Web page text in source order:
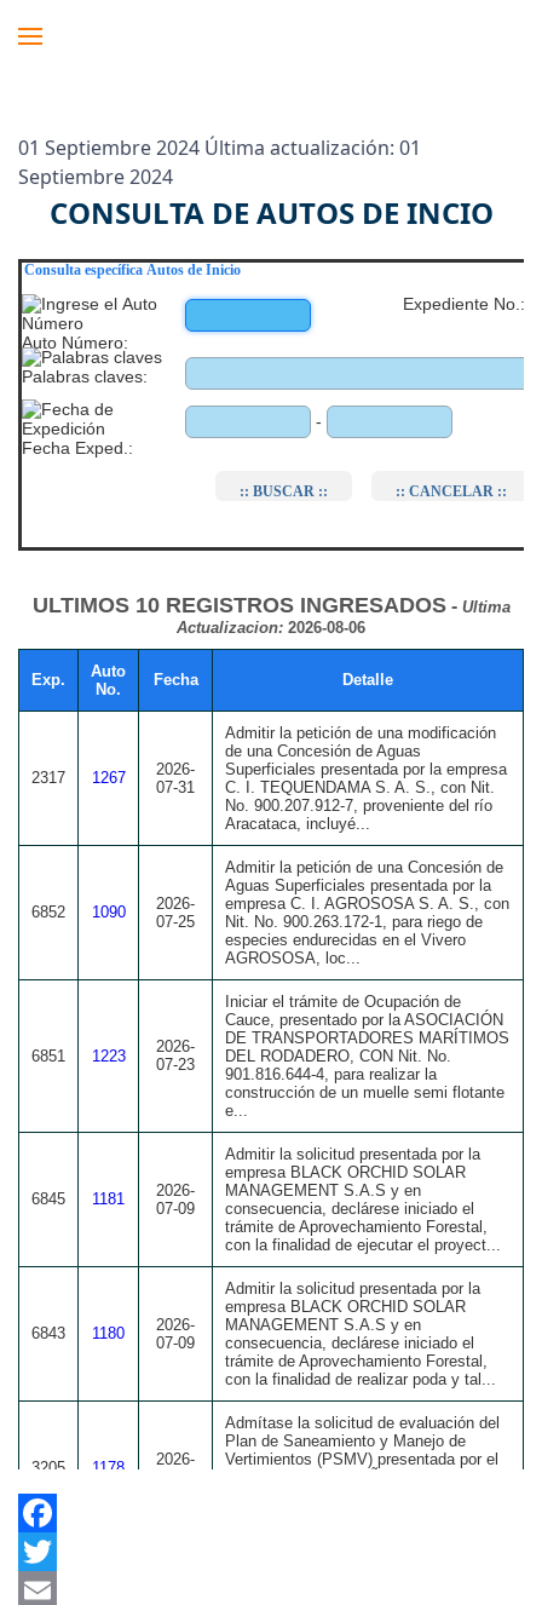
01 Septiembre 2024 Última actualización: 01
Septiembre 2024
CONSULTA DE AUTOS DE INCIO
Facebook
Twitter